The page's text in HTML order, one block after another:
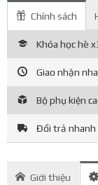
Chính sách
Khóa học hè
Giao nhận
Bộ phụ kiện
Đổi trả nhanh
Giới thiệu